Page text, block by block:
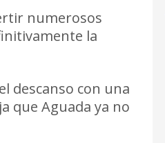
numerosos
la
descanso con una
que Aguada ya no